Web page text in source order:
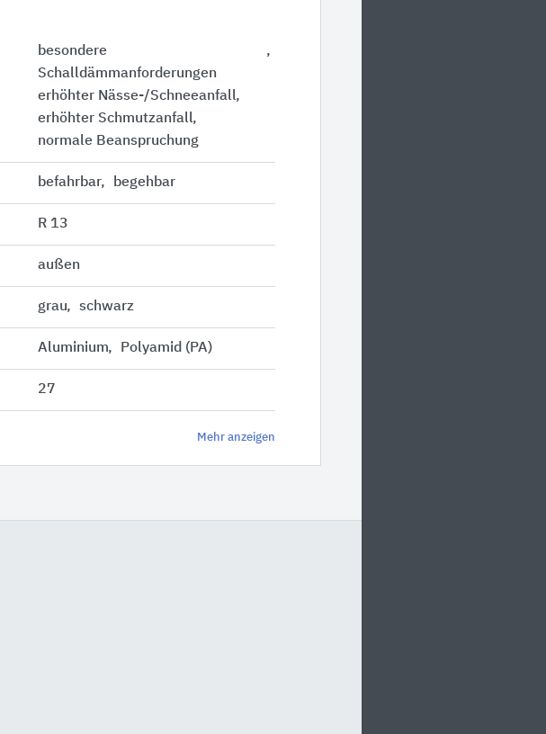
besondere
Schalldämmanforderungen
erhöhter Nässe-/Schneeanfall
erhöhter Schmutzanfall
normale Beanspruchung
befahrbar begehbar
R 13
außen
grau schwarz
Aluminium Polyamid (PA)
27
Mehr anzeigen